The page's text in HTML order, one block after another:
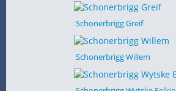
Schonerbrigg Greif
Schonerbrigg Willem